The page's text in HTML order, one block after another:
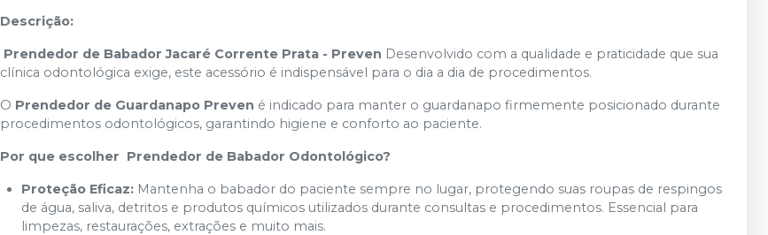
Descrição:
Prendedor de Babador Jacaré Corrente Prata - Preven Desenvolvido com a qualidade e praticidade que sua
clínica odontológica exige, este acessório é indispensável para o dia a dia de procedimentos.
O Prendedor de Guardanapo Preven é indicado para manter o guardanapo firmemente posicionado durante
procedimentos odontológicos, garantindo higiene e conforto ao paciente.
Por que escolher Prendedor de Babador Odontológico?
Proteção Eficaz: Mantenha o babador do paciente sempre no lugar, protegendo suas roupas de respingos
de água, saliva, detritos e produtos químicos utilizados durante consultas e procedimentos. Essencial para
limpezas, restaurações, extrações e muito mais.